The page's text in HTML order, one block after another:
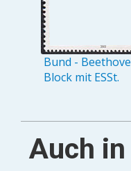
Bund -
Block mit ESSt.
Auch in